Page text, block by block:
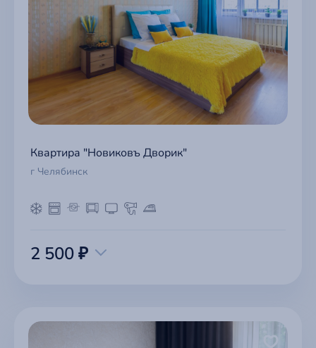
Квартира "Новиковъ Дворик"
г Челябинск
2 500 ₽